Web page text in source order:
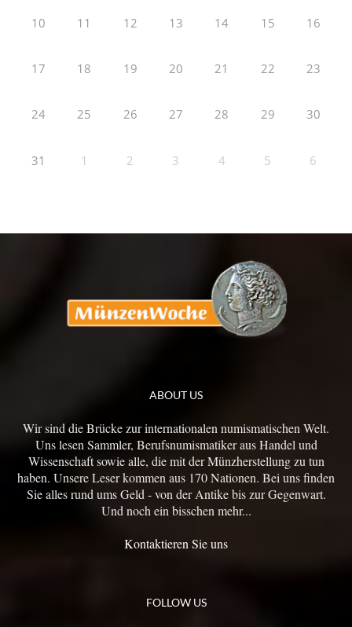
10 11 12 13 14 15 16
17 18 19 20 21 22 23
24 25 26 27 28 29 30
31 1 2 3 4 5 6
ABOUT US
Wir sind die Brücke zur internationalen numismatischen Welt.
Uns lesen Sammler, Berufsnumismatiker aus Handel und
Wissenschaft sowie alle, die mit der Münzherstellung zu tun
haben. Unsere Leser kommen aus 170 Nationen. Bei uns finden
Sie alles rund ums Geld - von der Antike bis zur Gegenwart.
Und noch ein bisschen mehr...
Kontaktieren Sie uns
FOLLOW US